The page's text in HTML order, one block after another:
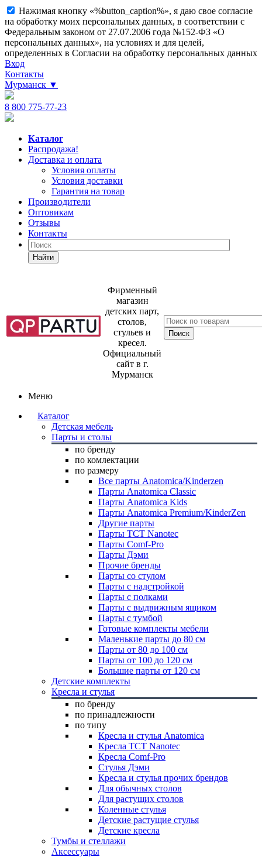
Нажимая кнопку «%button_caption%», я даю свое согласие
на обработку моих персональных данных, в соответствии с
Федеральным законом от 27.07.2006 года №152-ФЗ «О
персональных данных», на условиях и для целей,
определенных в Согласии на обработку персональных данных
Вход
Контакты
Мурманск ▼
8 800 775-77-23
Каталог
Распродажа!
Доставка и оплата
Условия оплаты
Условия доставки
Гарантия на товар
Производители
Оптовикам
Отзывы
Контакты
Найти
Фирменный
магазин
детских парт,
столов,
стульев и
кресел.
Официальный
сайт в г.
Мурманск
Меню
Каталог
Детская мебель
Парты и столы
по бренду
по комлектации
по размеру
Все парты Anatomica/Kinderzen
Парты Anatomica Classic
Парты Anatomica Kids
Парты Anatomica Premium/KinderZen
Другие парты
Парты TCT Nanotec
Парты Comf-Pro
Парты Дэми
Прочие бренды
Парты со стулом
Парты с надстройкой
Парты с полками
Парты с выдвижным ящиком
Парты с тумбой
Готовые комплекты мебели
Маленькие парты до 80 см
Парты от 80 до 100 см
Парты от 100 до 120 см
Большие парты от 120 см
Детские комплекты
Кресла и стулья
по бренду
по принадлежности
по типу
Кресла и стулья Anatomica
Кресла TCT Nanotec
Кресла Comf-Pro
Стулья Дэми
Кресла и стулья прочих брендов
Для обычных столов
Для растущих столов
Коленные стулья
Детские растущие стулья
Детские кресла
Тумбы и стеллажи
Аксессуары